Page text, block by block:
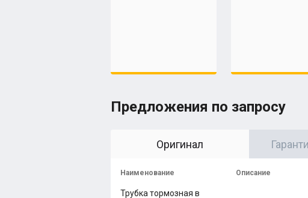
Предложения по запросу
Оригинал
Наименование Описание
Трубка тормозная в